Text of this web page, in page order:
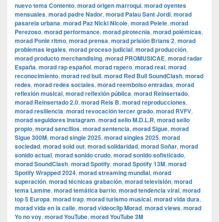
nuevo tema Contento, morad origen marroquí, morad oyentes
mensuales, morad padre Nador, morad Palau Sant Jordi, morad
pasarela urbana, morad Paz Nicki Nicole, morad Pelele, morad
Perezoso, morad performance, morad pirotecnia, morad polémicas,
morad Ponle ritmo, morad prensa, morad prisión Brians 2, morad
problemas legales, morad proceso judicial, morad producción,
morad producto merchandising, morad PROMUSICAE, morad radar
España, morad rap español, morad rapero, morad real, morad
reconocimiento, morad red bull, morad Red Bull SoundClash, morad
redes, morad redes sociales, morad reembolso entradas, morad
reflexión musical, morad reflexión pública, morad Reinsertado,
morad Reinsertado 2.0, morad Rels B, morad reproducciones,
morad resiliencia, morad revocación tercer grado, morad RVFV,
morad seguidores Instagram, morad sello M.D.L.R, morad sello
propio, morad sencillos, morad sentencia, morad Sigue, morad
Sigue 300M, morad single 2025, morad singles 2025, morad
sociedad, morad sold out, morad solidaridad, morad Soñar, morad
sonido actual, morad sonido crudo, morad sonido sofisticado,
morad SoundClash, morad Spotify, morad Spotify 13M, morad
Spotify Wrapped 2024, morad streaming mundial, morad
superación, morad técnicas grabación, morad televisión, morad
tema Lamine, morad temática barrio, morad tendencia viral, morad
top 5 Europa, morad trap, morad turismo musical, morad vida dura,
morad vida en la calle, morad videocli‏p Morad, morad views, morad
Yo no voy, morad YouTube, morad YouTube 3M